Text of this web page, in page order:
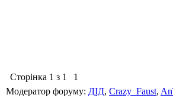
Сторінка 1 з 1
1
Модератор форуму: ДІД, Crazy_Faust,